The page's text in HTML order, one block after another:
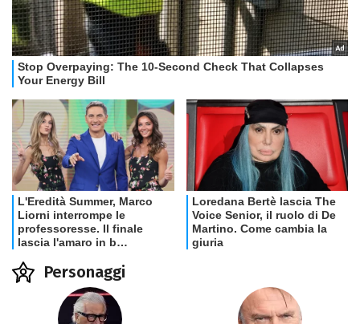
Personaggi